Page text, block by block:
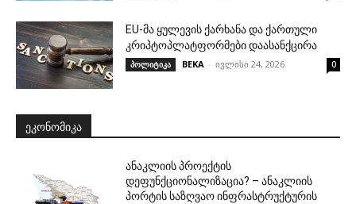
EU-მა ყულევის ქარხანა და ქართული
კრიპტოპლატფორმები დაასანქცირა
პოლიტიკა BEKA - ივლისი 24, 2026 0
ᲔᲙᲝᲜᲝᲛᲘᲙᲐ
ანაკლიის პროექტის
დეფუნქციონალიზაცია? – ანაკლიის
პორტის საზღვაო ინფრასტრუქტურის